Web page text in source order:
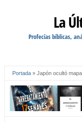
La
Profecías bíblicas,
Portada» Japón ocultó